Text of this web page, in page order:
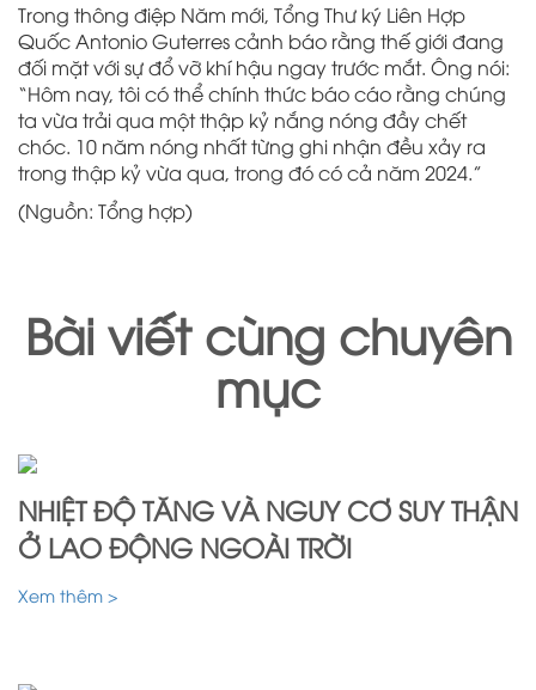
Trong thông điệp Năm mới, Tổng Thư ký Liên Hợp
Quốc Antonio Guterres cảnh báo rằng thế giới đang
đối mặt với sự đổ vỡ khí hậu ngay trước mắt. Ông nói:
“Hôm nay, tôi có thể chính thức báo cáo rằng chúng
ta vừa trải qua một thập kỷ nắng nóng đầy chết
chóc. 10 năm nóng nhất từng ghi nhận đều xảy ra
trong thập kỷ vừa qua, trong đó có cả năm 2024.”
(Nguồn: Tổng hợp)
Bài viết cùng chuyên
mục
NHIỆT ĐỘ TĂNG VÀ NGUY CƠ SUY THẬN
Ở LAO ĐỘNG NGOÀI TRỜI
Xem thêm >